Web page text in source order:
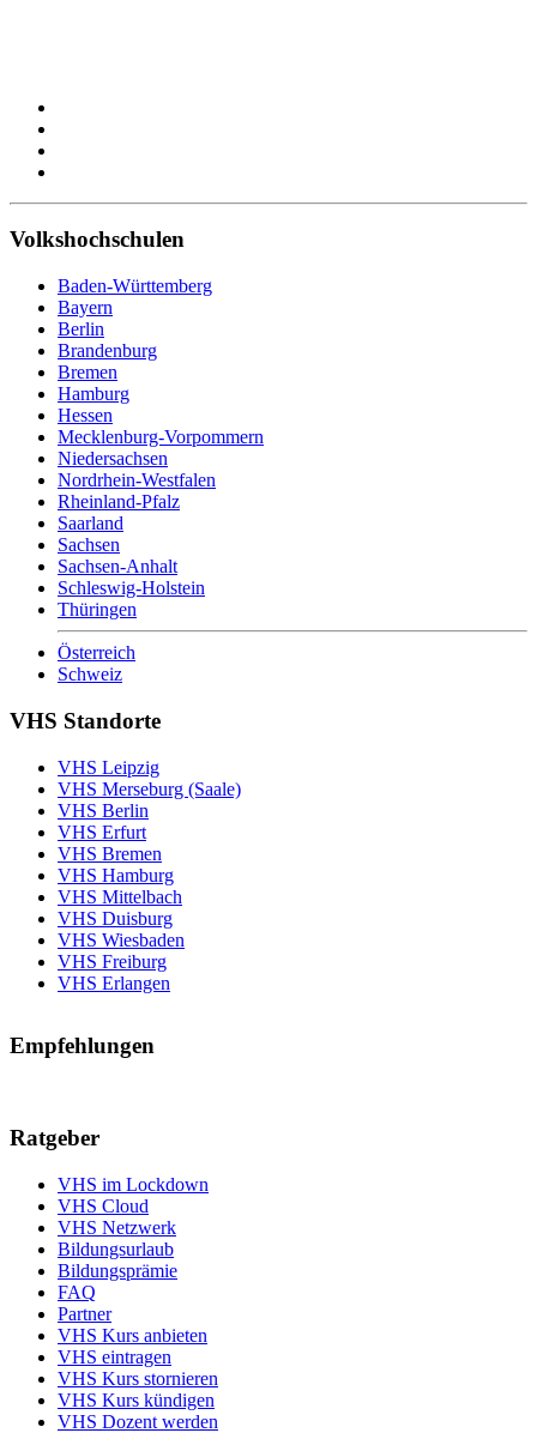
Volkshochschulen
Baden-Württemberg
Bayern
Berlin
Brandenburg
Bremen
Hamburg
Hessen
Mecklenburg-Vorpommern
Niedersachsen
Nordrhein-Westfalen
Rheinland-Pfalz
Saarland
Sachsen
Sachsen-Anhalt
Schleswig-Holstein
Thüringen
Österreich
Schweiz
VHS Standorte
VHS Leipzig
VHS Merseburg (Saale)
VHS Berlin
VHS Erfurt
VHS Bremen
VHS Hamburg
VHS Mittelbach
VHS Duisburg
VHS Wiesbaden
VHS Freiburg
VHS Erlangen
Empfehlungen
Ratgeber
VHS im Lockdown
VHS Cloud
VHS Netzwerk
Bildungsurlaub
Bildungsprämie
FAQ
Partner
VHS Kurs anbieten
VHS eintragen
VHS Kurs stornieren
VHS Kurs kündigen
VHS Dozent werden